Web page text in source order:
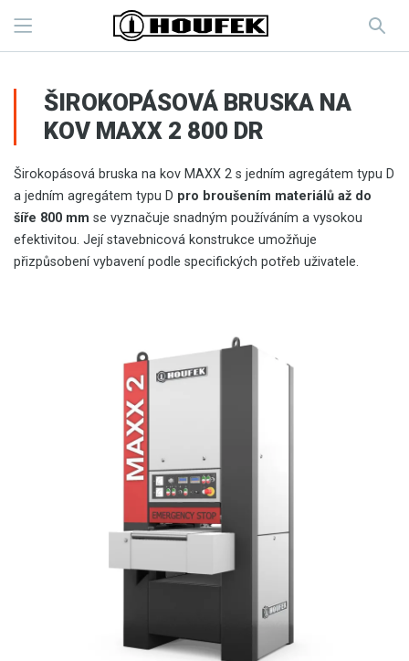
ŠIROKOPÁSOVÁ BRUSKA NA
KOV MAXX 2 800 DR
Širokopásová bruska na kov MAXX 2 s jedním agregátem typu D
a jedním agregátem typu D pro broušením materiálů až do
šíře 800 mm se vyznačuje snadným používáním a vysokou
efektivitou. Její stavebnicová konstrukce umožňuje
přizpůsobení vybavení podle specifických potřeb uživatele.